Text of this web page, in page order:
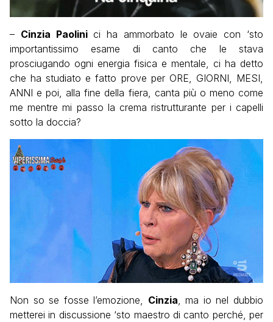
– Cinzia Paolinici ha ammorbato le ovaie con ‘sto
importantissimo esame di canto che le stava
prosciugando ogni energia fisica e mentale, ci ha detto
che ha studiato e fatto prove per ORE, GIORNI, MESI,
ANNI e poi, alla fine della fiera, canta più o meno come
me mentre mi passo la crema ristrutturante per i capelli
sotto la doccia?
Non so se fosse l’emozione, Cinzia , ma io nel dubbio
metterei in discussione ‘sto maestro di canto perché, per